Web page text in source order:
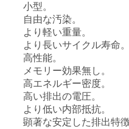
小型。
自由な汚染。
より軽い重量。
より長いサイクル寿命。
高性能。
メモリー効果無し。
高エネルギー密度。
高い排出の電圧。
より低い内部抵抗。
顕著な安定した排出特徴